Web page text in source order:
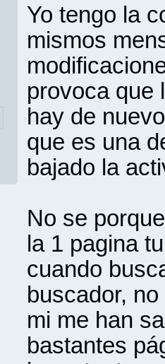
Yo tengo la
mismos
provoca que
hay de
que es una
bajado la
No se
la 1 pagina
cuando
buscador,
mi me han
bastantes